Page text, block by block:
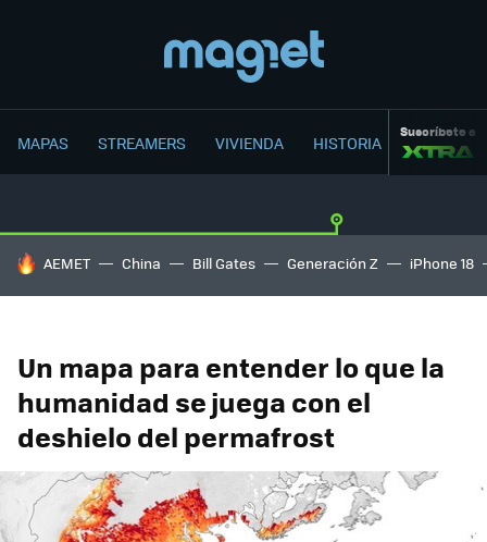
MAPAS STREAMERS VIVIENDA HISTORIA Suscríbete a
HOY SE HABLA DE
AEMET China Bill Gates Generación Z iPhone 18
Un mapa para entender lo que la
humanidad se juega con el
deshielo del permafrost